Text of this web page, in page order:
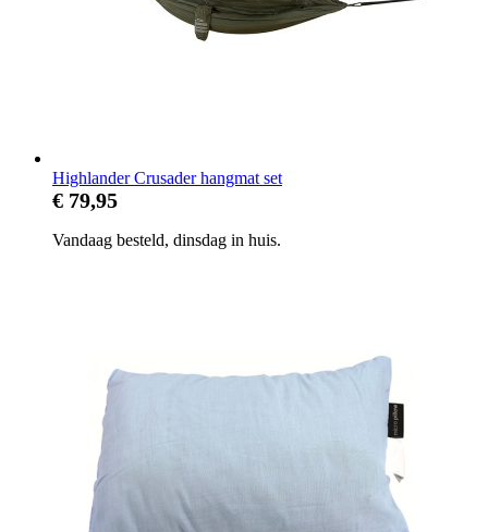
Highlander Crusader hangmat set
€ 79,95
Vandaag besteld, dinsdag in huis.